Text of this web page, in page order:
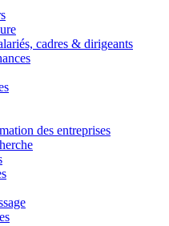
cadres & dirigeants
des entreprises